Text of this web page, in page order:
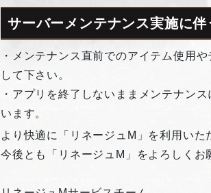
サーバーメンテナンス実施に伴
・メンテナンス直前でのアイテム使用
して下さい。
・アプリを終了しないままメンテナン
います。
より快適に「リネージュM」を利用いた
今後とも「リネージュM」をよろしくお